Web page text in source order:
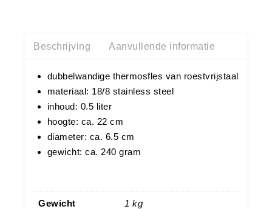
Beschrijving Aanvullende informatie
dubbelwandige thermosfles van roestvrijstaal
materiaal: 18/8 stainless steel
inhoud: 0.5 liter
hoogte: ca. 22 cm
diameter: ca. 6.5 cm
gewicht: ca. 240 gram
Gewicht 1 kg